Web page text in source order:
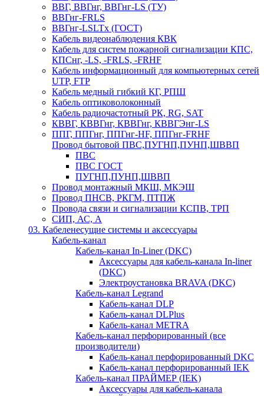
ВВГ, ВВГнг, ВВГнг-LS (ТУ)
ВВГнг-FRLS
ВВГнг-LSLTx (ГОСТ)
Кабель видеонаблюдения КВК
Кабель для систем пожарной сигнализации КПС,
КПСнг, -LS, -FRLS, -FRHF
Кабель информационный для компьютерных сетей
UTP, FTP
Кабель медный гибкий КГ, РПШ
Кабель оптиковолоконный
Кабель радиочастотный РК, RG, SAT
КВВГ, КВВГнг, КВВГнг, КВВГЭнг-LS
ППГ, ППГнг, ППГнг-HF, ППГнг-FRHF
Провод бытовой ПВС,ПУГНП,ПУНП,ШВВП
ПВС
ПВС ГОСТ
ПУГНП,ПУНП,ШВВП
Провод монтажный МКШ, МКЭШ
Провод ПНСВ, РКГМ, ПТПЖ
Провода связи и сигнализации КСПВ, ТРП
СИП, АС, А
03. Кабеленесущие системы и аксессуары
Кабель-канал
Кабель-канал In-Liner (DKC)
Аксессуары для кабель-канала In-liner
(DKC)
Электроустановка BRAVA (DKC)
Кабель-канал Legrand
Кабель-канал DLP
Кабель-канал DLPlus
Кабель-канал METRA
Кабель-канал перфорированный (все
производители)
Кабель-канал перфорированный DKC
Кабель-канал перфорированный IEK
Кабель-канал ПРАЙМЕР (IEK)
Аксессуары для кабель-канала